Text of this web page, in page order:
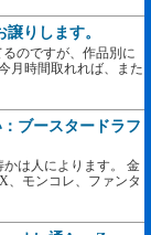
りします。
のですが、作品別に
月時間取れれば、また
ブースタードラフ
は人によります。 金
、モンコレ、ファンタ